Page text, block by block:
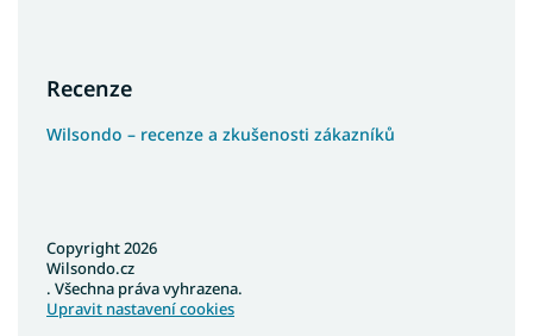
Recenze
Wilsondo – recenze a zkušenosti zákazníků
Copyright 2026
Wilsondo.cz
. Všechna práva vyhrazena.
Upravit nastavení cookies